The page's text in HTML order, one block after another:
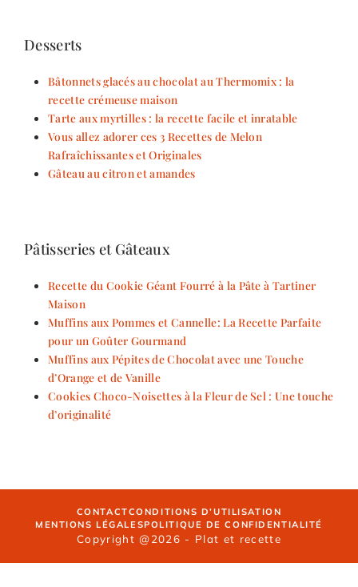
Desserts
Bâtonnets glacés au chocolat au Thermomix : la
recette crémeuse maison
Tarte aux myrtilles : la recette facile et inratable
Vous allez adorer ces 3 Recettes de Melon
Rafraîchissantes et Originales
Gâteau au citron et amandes
Pâtisseries et Gâteaux
Recette du Cookie Géant Fourré à la Pâte à Tartiner
Maison
Muffins aux Pommes et Cannelle: La Recette Parfaite
pour un Goûter Gourmand
Muffins aux Pépites de Chocolat avec une Touche
d’Orange et de Vanille
Cookies Choco-Noisettes à la Fleur de Sel : Une touche
d’originalité
CONTACTCONDITIONS D’UTILISATION
MENTIONS LÉGALESPOLITIQUE DE CONFIDENTIALITÉ
Copyright @2026 - Plat et recette